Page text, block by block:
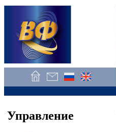
Управление